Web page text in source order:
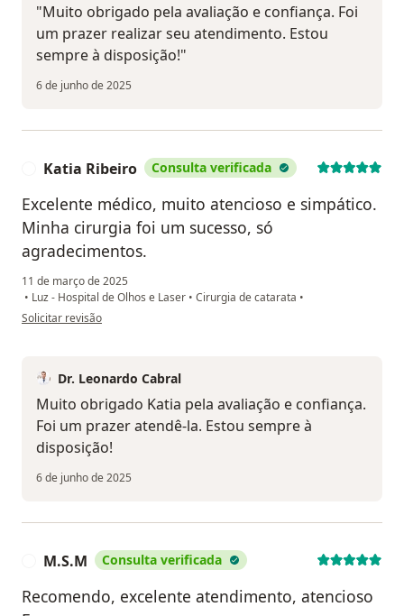
"Muito obrigado pela avaliação e confiança. Foi
um prazer realizar seu atendimento. Estou
sempre à disposição!"
6 de junho de 2025
Katia Ribeiro Consulta verificada
Excelente médico, muito atencioso e simpático.
Minha cirurgia foi um sucesso, só
agradecimentos.
11 de março de 2025
• Luz - Hospital de Olhos e Laser • Cirurgia de catarata •
na opinião do utilizador Katia Ribeiro
Solicitar revisão
Dr. Leonardo Cabral
Muito obrigado Katia pela avaliação e confiança.
Foi um prazer atendê-la. Estou sempre à
disposição!
6 de junho de 2025
M.S.M Consulta verificada
Recomendo, excelente atendimento, atencioso